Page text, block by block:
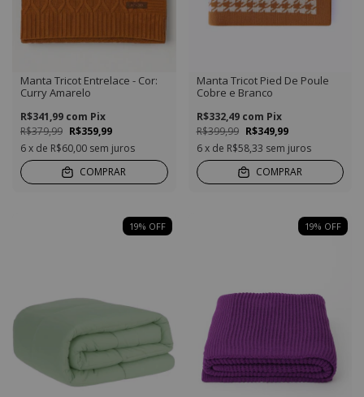
Manta Tricot Entrelace - Cor:
Curry Amarelo
R$379,99 R$359,99
R$341,99 com Pix
6x de R$60,00 sem juros
COMPRAR
Manta Tricot Pied De Poule
Cobre e Branco
R$399,99 R$349,99
R$332,49 com Pix
6 x de R$58,33 sem juros
COMPRAR
19% OFF 19% OFF